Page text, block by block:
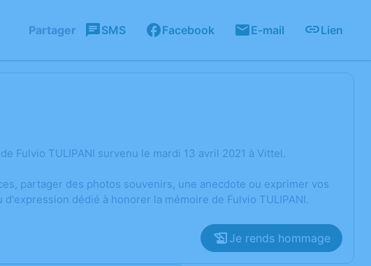
Partager SMS Facebook E-mail Lien
Fulvio TULIPANI survenu le mardi 13 avril 2021 à Vittel.
partager des photos souvenirs, une anecdote ou exprimer vos
dédié à honorer la mémoire de Fulvio TULIPANI.
Je rends hommage